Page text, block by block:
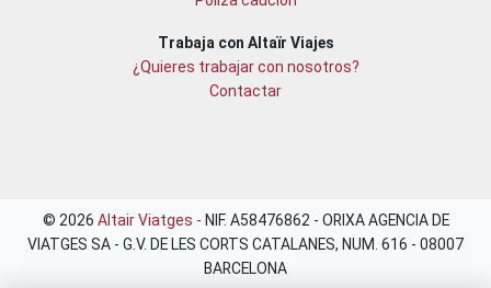
Trabaja con Altaïr Viajes
¿Quieres trabajar con nosotros?
Contactar
© 2026 Altair Viatges - NIF. A58476862 - ORIXA AGENCIA DE
VIATGES SA - G.V. DE LES CORTS CATALANES, NUM. 616 - 08007
BARCELONA